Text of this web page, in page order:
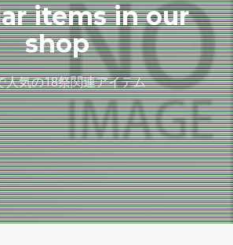
items in our
shop
人気の18祭関連アイテム